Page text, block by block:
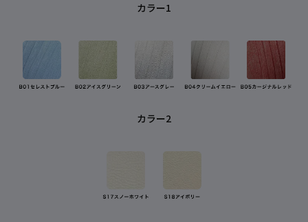
カラー1
カラー2